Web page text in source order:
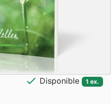
check Disponible 1 ex.